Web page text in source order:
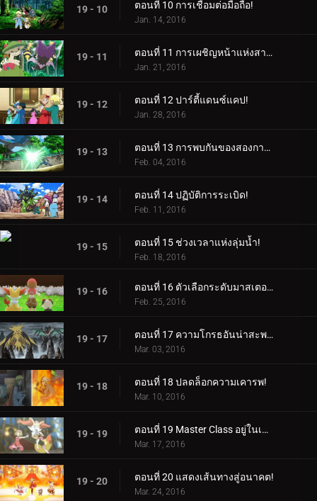
19 - 10 ตอนที่ 10 การเชื่อมต่อมือถือ!
Jan. 14, 2016
19 - 11 ตอนที่ 11 การเผชิญหน้าแห่งสายลม!
Jan. 21, 2016
19 - 12 ตอนที่ 12 ปาร์ตี้แดนซ์แคป!
Jan. 28, 2016
19 - 13 ตอนที่ 13 การพบกันของสองการเดินทาง!
Feb. 04, 2016
19 - 14 ตอนที่ 14 ปฏิบัติการระเบิด!
Feb. 11, 2016
19 - 15 ตอนที่ 15 ช่วงเวลาแห่งลุ่มน้ำ!
Feb. 18, 2016
19 - 16 ตอนที่ 16 ตัวเลือกระดับมาสเตอร์คลาส!
Feb. 25, 2016
19 - 17 ตอนที่ 17 ความโกรธอันน่าสะพรึงกลัว!
Mar. 03, 2016
19 - 18 ตอนที่ 18 ปลดล็อกความเคารพ!
Mar. 10, 2016
19 - 19 ตอนที่ 19 Master Class อยู่ในเซสชั่น!
Mar. 17, 2016
19 - 20 ตอนที่ 20 แสดงเส้นทางสู่อนาคต!
Mar. 24, 2016